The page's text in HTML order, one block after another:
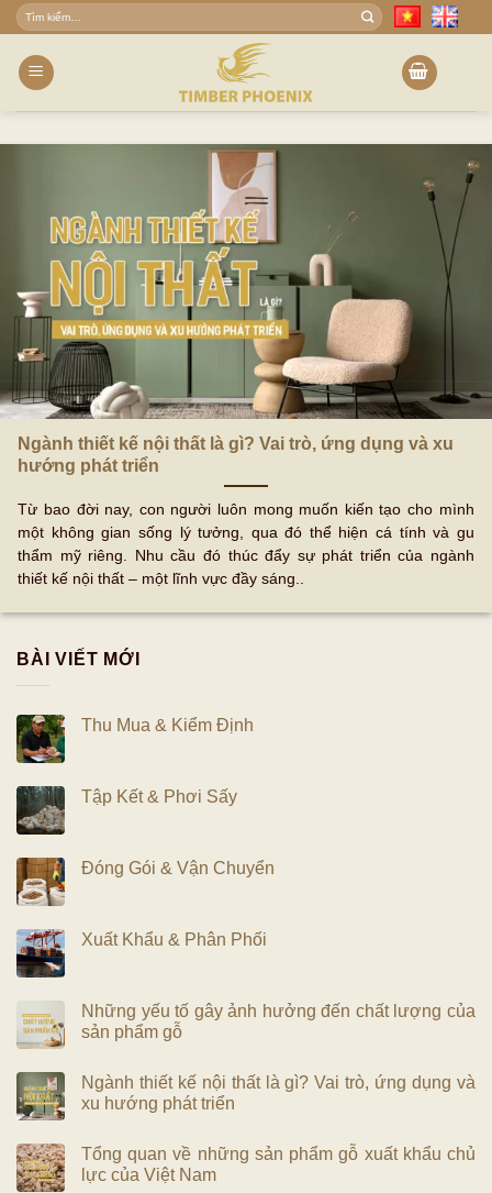
Skip
to
content
Tìm
kiếm:
Ngành thiết kế nội thất là gì? Vai trò, ứng dụng và xu
hướng phát triển
Từ bao đời nay, con người luôn mong muốn kiến tạo cho mình
một không gian sống lý tưởng, qua đó thể hiện cá tính và gu
thẩm mỹ riêng. Nhu cầu đó thúc đẩy sự phát triển của ngành
thiết kế nội thất – một lĩnh vực đầy sáng..
BÀI VIẾT MỚI
Thu Mua & Kiểm Định
Tập Kết & Phơi Sấy
Đóng Gói & Vận Chuyển
Xuất Khẩu & Phân Phối
Những yếu tố gây ảnh hưởng đến chất lượng của
sản phẩm gỗ
Ngành thiết kế nội thất là gì? Vai trò, ứng dụng và
xu hướng phát triển
Tổng quan về những sản phẩm gỗ xuất khẩu chủ
lực của Việt Nam